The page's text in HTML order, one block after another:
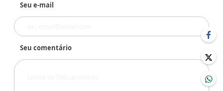
Seu e-mail
Seu comentário